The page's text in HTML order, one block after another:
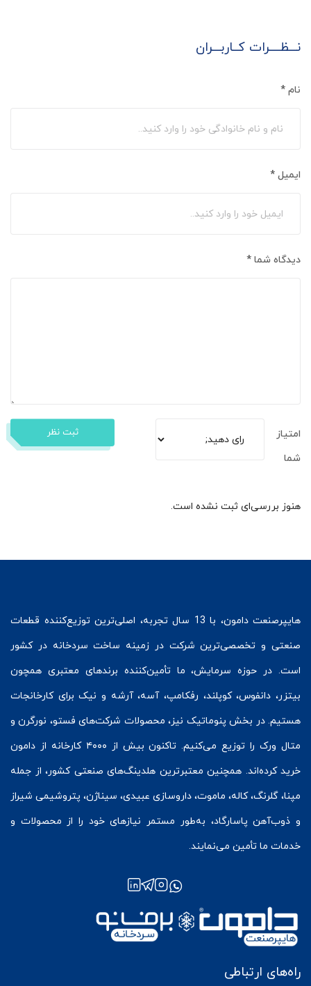
نـــظــــرات کــاربـــران
نام *
ایمیل *
دیدگاه شما *
امتیاز
شما
ثبت نظر
هنوز بررسی‌ای ثبت نشده است.
هایپرصنعت
دامون، با 13 سال تجربه، اصلی‌ترین توزیع‌کننده قطعات
صنعتی و تخصصی‌ترین شرکت در زمینه ساخت سردخانه در کشور
است. در حوزه سرمایش، ما تأمین‌کننده برندهای معتبری همچون
بیتزر، دانفوس،کوپلند، رفکامپ، آسه، آرشه و نیک برای کارخانجات
هستیم. در بخش پنوماتیک نیز، محصولات شرکت‌های فستو، نورگرن و
متال ورک
را توزیع می‌کنیم. تاکنون بیش از ۴۰۰۰ کارخانه از دامون
خرید کرده‌اند. همچنین معتبرترین هلدینگ‌های صنعتی کشور، از جمله
مپنا، گلرنگ، کاله، ماموت، داروسازی عبیدی، سیناژن، پتروشیمی شیراز
و ذوب‌آهن پاسارگاد، به‌طور مستمر نیازهای خود را از محصولات و
خدمات ما تأمین می‌نمایند.
راه‌های ارتباطی